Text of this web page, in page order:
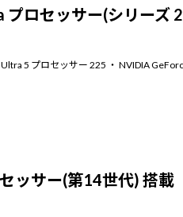
ロセッサー(シリーズ
5 プロセッサー 225 ・ NVIDIA
ッサー(第14世代) 搭載